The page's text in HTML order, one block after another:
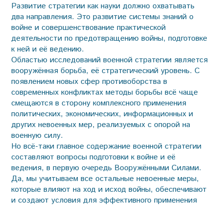
Развитие стратегии как науки должно охватывать
два направления. Это развитие системы знаний о
войне и совершенствование практической
деятельности по предотвращению войны, подготовке
к ней и её ведению.
Областью исследований военной стратегии является
вооружённая борьба, её стратегический уровень. С
появлением новых сфер противоборства в
современных конфликтах методы борьбы всё чаще
смещаются в сторону комплексного применения
политических, экономических, информационных и
других невоенных мер, реализуемых с опорой на
военную силу.
Но всё-таки главное содержание военной стратегии
составляют вопросы подготовки к войне и её
ведения, в первую очередь Вооружёнными Силами.
Да, мы учитываем все остальные невоенные меры,
которые влияют на ход и исход вой­ны, обеспечивают
и создают условия для эффективного применения